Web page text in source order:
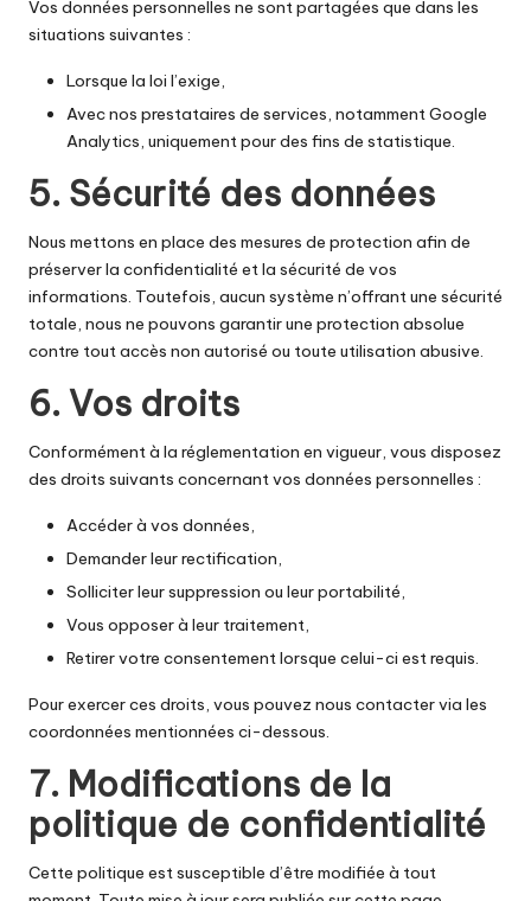
Vos données personnelles ne sont partagées que dans les
situations suivantes :
Lorsque la loi l’exige,
Avec nos prestataires de services, notamment Google
Analytics, uniquement pour des fins de statistique.
5. Sécurité des données
Nous mettons en place des mesures de protection afin de
préserver la confidentialité et la sécurité de vos
informations. Toutefois, aucun système n’offrant une sécurité
totale, nous ne pouvons garantir une protection absolue
contre tout accès non autorisé ou toute utilisation abusive.
6. Vos droits
Conformément à la réglementation en vigueur, vous disposez
des droits suivants concernant vos données personnelles :
Accéder à vos données,
Demander leur rectification,
Solliciter leur suppression ou leur portabilité,
Vous opposer à leur traitement,
Retirer votre consentement lorsque celui-ci est requis.
Pour exercer ces droits, vous pouvez nous contacter via les
coordonnées mentionnées ci-dessous.
7. Modifications de la
politique de confidentialité
Cette politique est susceptible d’être modifiée à tout